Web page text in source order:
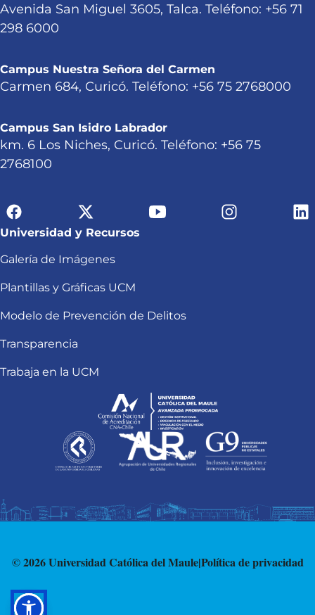
Avenida San Miguel 3605, Talca. Teléfono: +56 71
298 6000
Campus Nuestra Señora del Carmen
Carmen 684, Curicó. Teléfono: +56 75 2768000
Campus San Isidro Labrador
km. 6 Los Niches, Curicó. Teléfono: +56 75
2768100
Universidad y Recursos
Galería de Imágenes
Plantillas y Gráficas UCM
Modelo de Prevención de Delitos
Transparencia
Trabaja en la UCM
© 2026 Universidad Católica del Maule|Política de privacidad